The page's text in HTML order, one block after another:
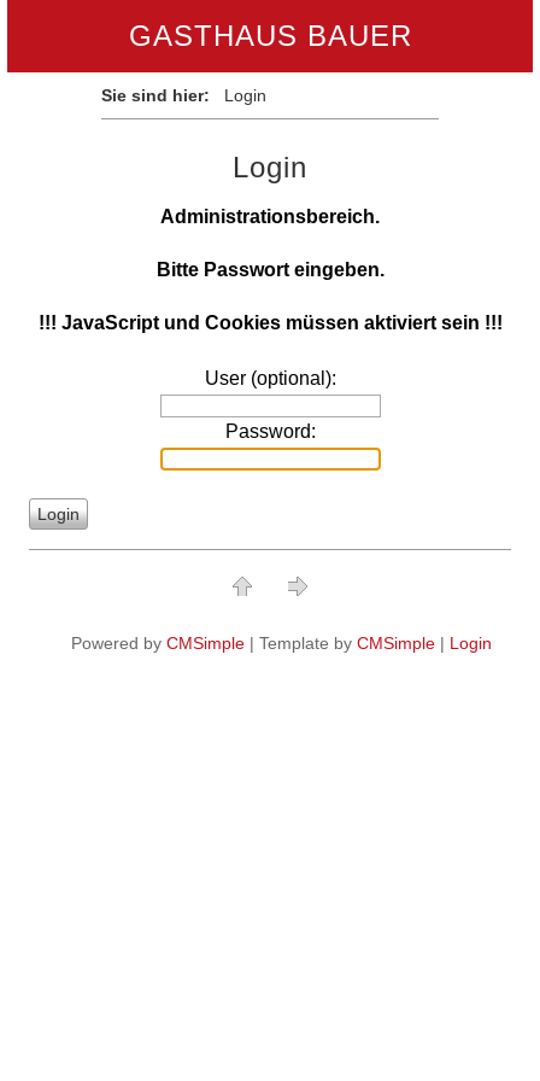
GASTHAUS BAUER
Sie sind hier: Login
Login
Administrationsbereich.
Bitte Passwort eingeben.
!!! JavaScript und Cookies müssen aktiviert sein !!!
User (optional):
Password:
Powered by CMSimple | Template by CMSimple | Login